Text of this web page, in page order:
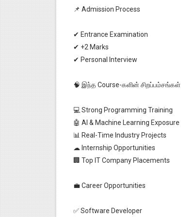
📌 Admission Process
✔ Entrance Examination
✔ +2 Marks
✔ Personal Interview
🧠 இந்த Course-களின் சிறப்பம்சங்கள்
💻 Strong Programming Training
🤖 AI & Machine Learning Exposure
📊 Real-Time Industry Projects
☁ Internship Opportunities
🏢 Top IT Company Placements
💼 Career Opportunities
✅ Software Developer